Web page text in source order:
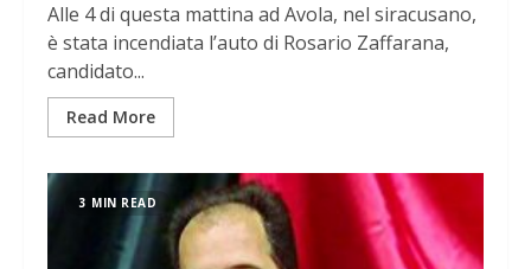
Alle 4 di questa mattina ad Avola, nel siracusano,
è stata incendiata l’auto di Rosario Zaffarana,
candidato...
Read More
3 MIN READ